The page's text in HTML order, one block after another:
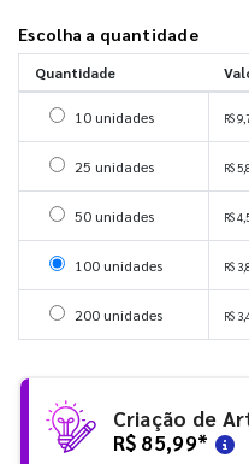
Escolha a quantidade
Quantidade
Selecionar 10 unidades
10 unidades R$
Selecionar 25 unidades
25 unidades R$
Selecionar 50 unidades
50 unidades R$
Selecionar 100
100 unidades R$
Selecionar 200
200 unidades R$
Criação de
R$ 85,99*